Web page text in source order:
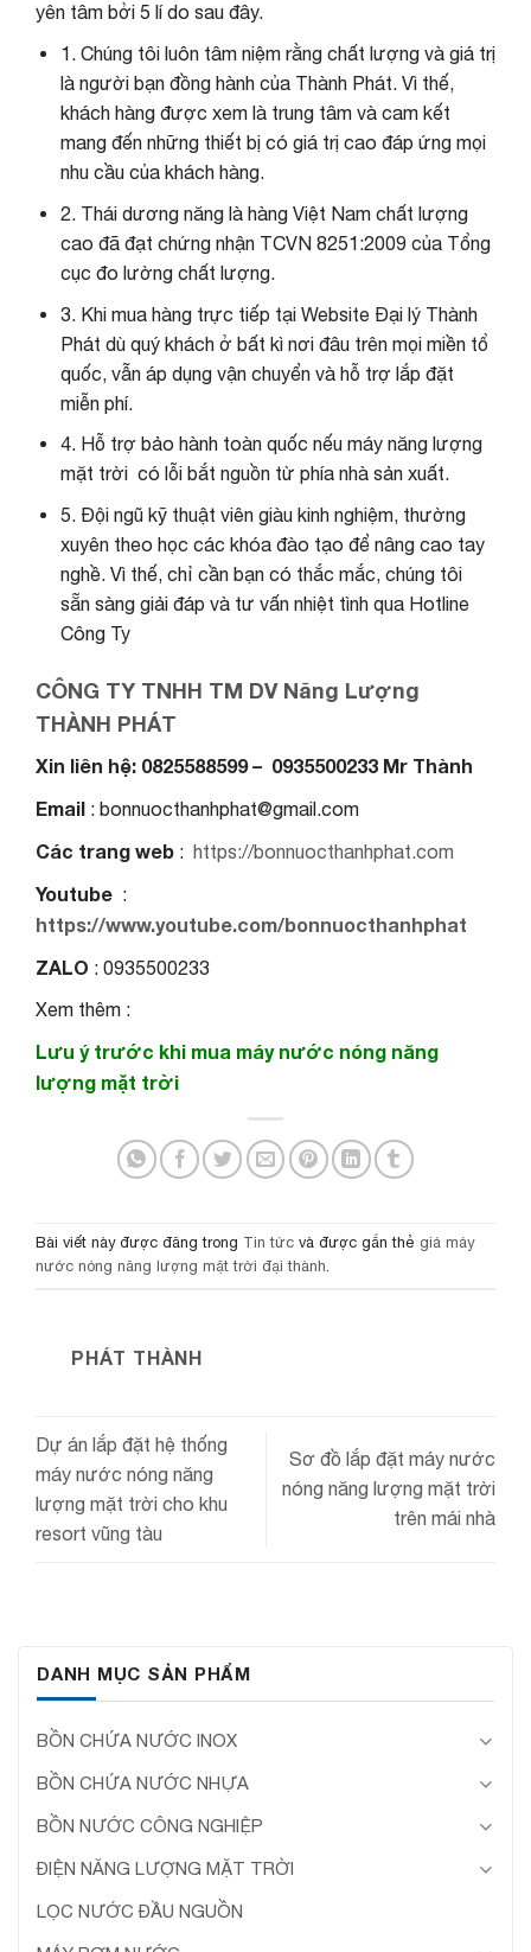
yên tâm bởi 5 lí do sau đây.
1. Chúng tôi luôn tâm niệm rằng chất lượng và giá trị
là người bạn đồng hành của Thành Phát. Vì thế,
khách hàng được xem là trung tâm và cam kết
mang đến những thiết bị có giá trị cao đáp ứng mọi
nhu cầu của khách hàng.
2. Thái dương năng là hàng Việt Nam chất lượng
cao đã đạt chứng nhận TCVN 8251:2009 của Tổng
cục đo lường chất lượng.
3. Khi mua hàng trực tiếp tại Website Đại lý Thành
Phát dù quý khách ở bất kì nơi đâu trên mọi miền tổ
quốc, vẫn áp dụng vận chuyển và hỗ trợ lắp đặt
miễn phí.
4. Hỗ trợ bảo hành toàn quốc nếu máy năng lượng
mặt trời có lỗi bắt nguồn từ phía nhà sản xuất.
5. Đội ngũ kỹ thuật viên giàu kinh nghiệm, thường
xuyên theo học các khóa đào tạo để nâng cao tay
nghề. Vì thế, chỉ cần bạn có thắc mắc, chúng tôi
sẵn sàng giải đáp và tư vấn nhiệt tình qua Hotline
Công Ty
CÔNG TY TNHH TM DV Năng Lượng
THÀNH PHÁT
Xin liên hệ: 0825588599 – 0935500233 Mr Thành
Email : bonnuocthanhphat@gmail.com
Các trang web : https://bonnuocthanhphat.com
Youtube :
https://www.youtube.com/bonnuocthanhphat
ZALO : 0935500233
Xem thêm :
Lưu ý trước khi mua máy nước nóng năng
lượng mặt trời
Bài viết này được đăng trong Tin tức và được gắn thẻ giá máy
nước nóng năng lượng mặt trời đại thành.
PHÁT THÀNH
Dự án lắp đặt hệ thống
máy nước nóng năng
lượng mặt trời cho khu
resort vũng tàu
Sơ đồ lắp đặt máy nước
nóng năng lượng mặt trời
trên mái nhà
DANH MỤC SẢN PHẨM
BỒN CHỨA NƯỚC INOX
BỒN CHỨA NƯỚC NHỰA
BỒN NƯỚC CÔNG NGHIỆP
ĐIỆN NĂNG LƯỢNG MẶT TRỜI
LỌC NƯỚC ĐẦU NGUỒN